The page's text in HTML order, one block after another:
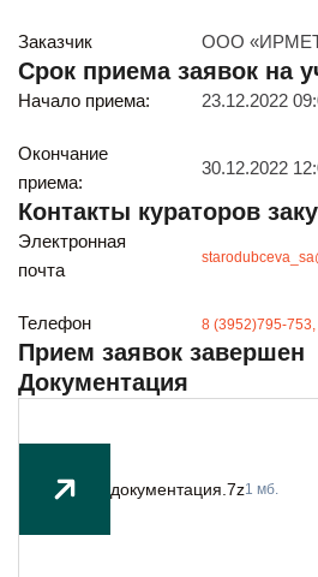
Иркутск
ул. Рабочая, 22
office@enplus-td.ru
Режим работы (UTC+8)
с 8:00 до 17:15
Перерыв на обед с 12 до 13 часов
И бесплатно получайте
Будьте всегда в
Заказчик ООО
Срок приема заявок на
Начало приема: 23.12.2022
Окончание
приема:
30.12.2022
Контакты кураторов
Электронная
почта
Телефон 8 (3952)795-753,
Прием заявок завершен
Документация
документация.7z1 мб.